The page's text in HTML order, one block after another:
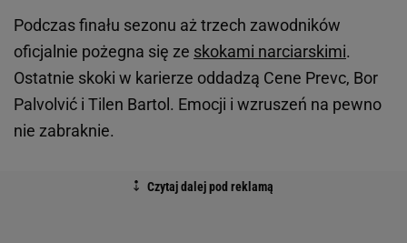
Podczas finału sezonu aż trzech zawodników
oficjalnie pożegna się ze skokami narciarskimi.
Ostatnie skoki w karierze oddadzą Cene Prevc, Bor
Palvolvić i Tilen Bartol. Emocji i wzruszeń na pewno
nie zabraknie.